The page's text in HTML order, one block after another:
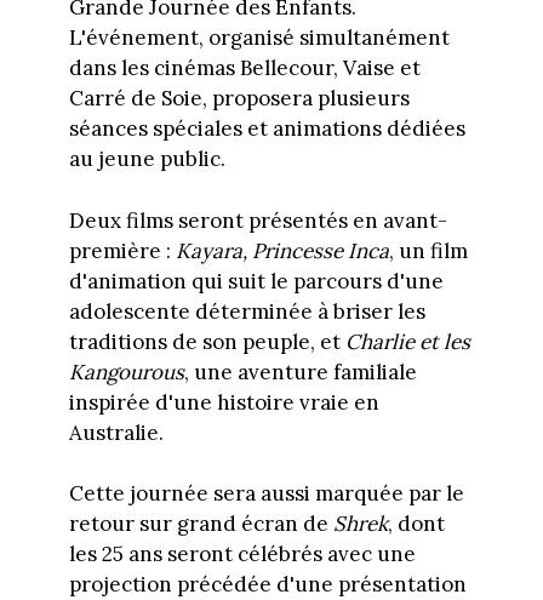
Grande Journée des Enfants.
L'événement, organisé simultanément
dans les cinémas Bellecour, Vaise et
Carré de Soie, proposera plusieurs
séances spéciales et animations dédiées
au jeune public.
Deux films seront présentés en avant-
première : Kayara, Princesse Inca, un film
d'animation qui suit le parcours d'une
adolescente déterminée à briser les
traditions de son peuple, et Charlie et les
Kangourous, une aventure familiale
inspirée d'une histoire vraie en
Australie.
Cette journée sera aussi marquée par le
retour sur grand écran de Shrek, dont
les 25 ans seront célébrés avec une
projection précédée d'une présentation